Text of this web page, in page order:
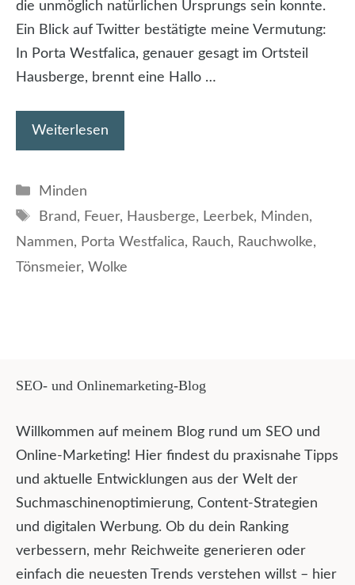
die unmöglich natürlichen Ursprungs sein konnte.
Ein Blick auf Twitter bestätigte meine Vermutung:
In Porta Westfalica, genauer gesagt im Ortsteil
Hausberge, brennt eine Hallo …
Weiterlesen
Kategorien
Minden
Schlagwörter
Brand, Feuer, Hausberge, Leerbek, Minden,
Nammen, Porta Westfalica, Rauch, Rauchwolke,
Tönsmeier, Wolke
SEO- und Onlinemarketing-Blog
Willkommen auf meinem Blog rund um SEO und
Online-Marketing! Hier findest du praxisnahe Tipps
und aktuelle Entwicklungen aus der Welt der
Suchmaschinenoptimierung, Content-Strategien
und digitalen Werbung. Ob du dein Ranking
verbessern, mehr Reichweite generieren oder
einfach die neuesten Trends verstehen willst – hier